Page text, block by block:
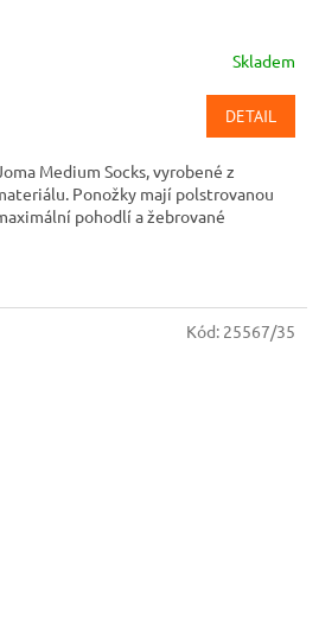
Skladem
DETAIL
Medium Socks, vyrobené z
Ponožky mají polstrovanou
pohodlí a žebrované
Kód: 25567/35